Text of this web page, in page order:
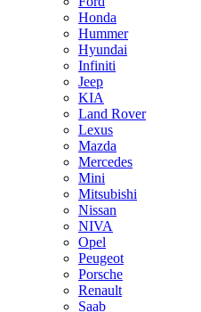
Honda
Hummer
Hyundai
Infiniti
Jeep
KIA
Land Rover
Lexus
Mazda
Mercedes
Mini
Mitsubishi
Nissan
NIVA
Opel
Peugeot
Porsche
Renault
Saab